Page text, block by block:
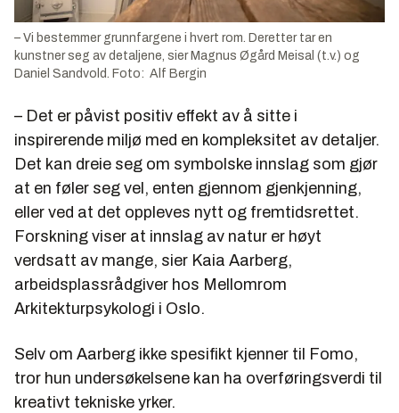
– Vi bestemmer grunnfargene i hvert rom. Deretter tar en
kunstner seg av detaljene, sier Magnus Øgård Meisal (t.v.) og
Daniel Sandvold. Foto: Alf Bergin
– Det er påvist positiv effekt av å sitte i
inspirerende miljø med en kompleksitet av detaljer.
Det kan dreie seg om symbolske innslag som gjør
at en føler seg vel, enten gjennom gjenkjenning,
eller ved at det oppleves nytt og fremtidsrettet.
Forskning viser at innslag av natur er høyt
verdsatt av mange, sier Kaia Aarberg,
arbeidsplassrådgiver hos Mellomrom
Arkitekturpsykologi i Oslo.
Selv om Aarberg ikke spesifikt kjenner til Fomo,
tror hun undersøkelsene kan ha overføringsverdi til
kreativt tekniske yrker.